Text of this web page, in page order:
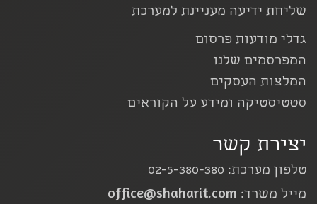
שליחת ידיעה מעניינת למערכת
גדלי מודעות פרסום
המפרסמים שלנו
המלצות העסקים
סטטיסטיקה ומידע על הקוראים
יצירת קשר
טלפון מערכת: 02-5-380-380
מייל משרד: office@shaharit.com